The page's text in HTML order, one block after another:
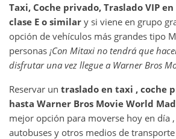
Taxi, Coche privado, Traslado VIP
clase E o similar y si viene en grupo
opción de vehículos más grandes tipo
personas ¡Con Mitaxi no tendrá que
disfrutar una vez llegue a Warner Bros
Reservar un traslado en taxi , coche
hasta Warner Bros Movie World
mejor opción para moverse hoy en día
autobuses y otros medios de